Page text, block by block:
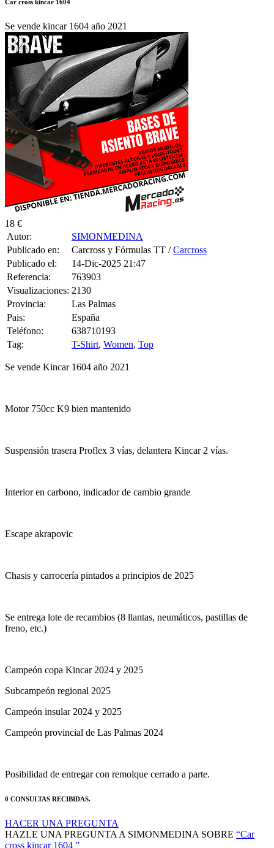
Car cross kincar 1604
Se vende kincar 1604 año 2021
18 €
Autor:
SIMONMEDINA
Publicado en:
Carcross y Fórmulas TT /Carcross
Publicado el:
14-Dic-2025 21:47
Referencia:
763903
Visualizaciones: 2130
Provincia:
Las Palmas
Pais:
España
Teléfono:
638710193
Tag:
T-Shirt, Women, Top
Se vende Kincar 1604 año 2021
Motor 750cc K9 bien mantenido
Suspensión trasera Proflex 3 vías, delantera Kincar 2 vías.
Interior en carbono, indicador de cambio grande
Escape akrapovic
Chasis y carrocería pintados a principios de 2025
Se entrega lote de recambios (8 llantas, neumáticos, pastillas de
freno, etc.)
Campeón copa Kincar 2024 y 2025
Subcampeón regional 2025
Campeón insular 2024 y 2025
Campeón provincial de Las Palmas 2024
Posibilidad de entregar con remolque cerrado a parte.
0 CONSULTAS RECIBIDAS.
HACER UNA PREGUNTA
HAZLE UNA PREGUNTA A SIMONMEDINA SOBRE “Car
cross kincar 1604 ”